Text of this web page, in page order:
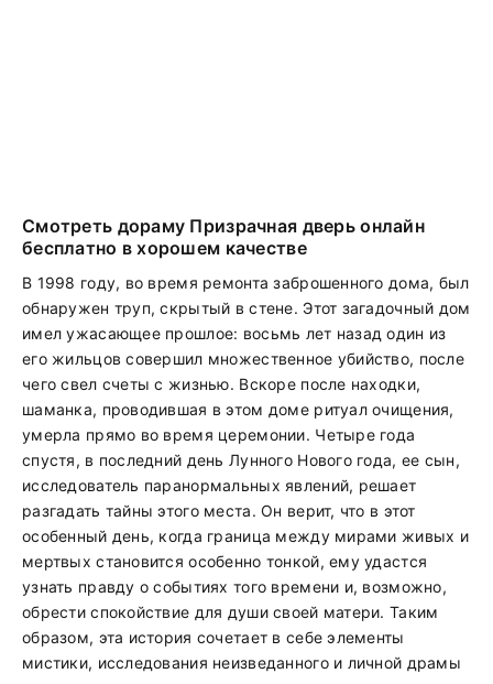
Смотреть дораму Призрачная дверь онлайн
бесплатно в хорошем качестве
В 1998 году, во время ремонта заброшенного дома, был
обнаружен труп, скрытый в стене. Этот загадочный дом
имел ужасающее прошлое: восьмь лет назад один из
его жильцов совершил множественное убийство, после
чего свел счеты с жизнью. Вскоре после находки,
шаманка, проводившая в этом доме ритуал очищения,
умерла прямо во время церемонии. Четыре года
спустя, в последний день Лунного Нового года, ее сын,
исследователь паранормальных явлений, решает
разгадать тайны этого места. Он верит, что в этот
особенный день, когда граница между мирами живых и
мертвых становится особенно тонкой, ему удастся
узнать правду о событиях того времени и, возможно,
обрести спокойствие для души своей матери. Таким
образом, эта история сочетает в себе элементы
мистики, исследования неизведанного и личной драмы